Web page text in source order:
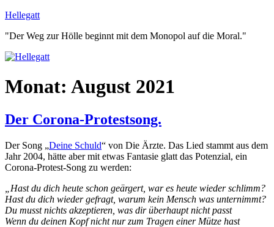
Zum
springen
Hellegatt
"Der Weg zur Hölle beginnt mit dem Monopol auf die Moral."
Monat: August 2021
Der Corona-Protestsong.
Der Song „Deine Schuld“ von Die Ärzte. Das Lied stammt aus dem
Jahr 2004, hätte aber mit etwas Fantasie glatt das Potenzial, ein
Corona-Protest-Song zu werden:
„Hast du dich heute schon geärgert, war es heute wieder schlimm?
Hast du dich wieder gefragt, warum kein Mensch was unternimmt?
Du musst nichts akzeptieren, was dir überhaupt nicht passt
Wenn du deinen Kopf nicht nur zum Tragen einer Mütze hast